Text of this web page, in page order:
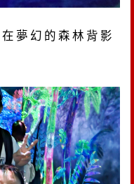
夢幻的森林背影